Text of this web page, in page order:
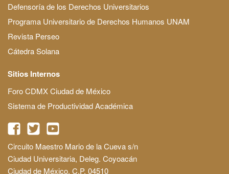
Defensoría de los Derechos Universitarios
Programa Universitario de Derechos Humanos UNAM
Revista Perseo
Cátedra Solana
Sitios Internos
Foro CDMX Ciudad de México
Sistema de Productividad Académica
Circuito Maestro Mario de la Cueva s/n
Ciudad Universitaria, Deleg. Coyoacán
Ciudad de México, C.P. 04510